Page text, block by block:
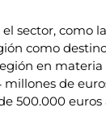
sector, como
como
en
millones de
500.000 euros